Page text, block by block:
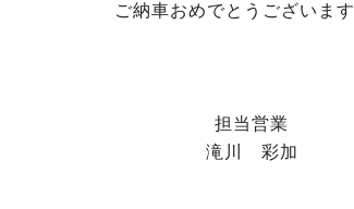
ご納車おめでとうございます
担当営業
滝川 彩加